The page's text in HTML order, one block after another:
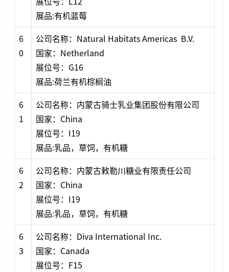
展品:有机蓝莓
6
0
公司名称：Natural Habitats Americas B.V.
国家：Netherland
展位号：G16
展品:荷兰有机棕榈油
6
1
公司名称：内蒙古骑士乳业集团股份有限公司
国家：China
展位号：I19
展品:乳品，草饲，有机糖
6
2
公司名称：内蒙古敕勒川糖业有限责任公司
国家：China
展位号：I19
展品:乳品，草饲，有机糖
6
3
公司名称：Diva International Inc.
国家：Canada
展位号：F15